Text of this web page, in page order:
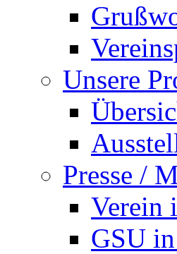
Unsere
Presse /
Verein
GSU in